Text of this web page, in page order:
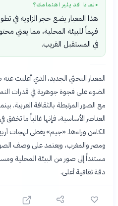
● لماذا قد يثير اهتمامك؟
هذا المعيار يضع حجر الزاوية في
فهماً للبيئة المحلية، مما يعني
في المستقبل القريب.
المعيار البحثي الجديد، الذي أعلنت
الضوء على فجوة جوهرية في قدرات
مع الصور المرتبطة بالثقافة العربية.
العناصر الأساسية، فإنها غالباً ما تخفق
الكامن وراءها. «جيم» يغطي لهجات
ومصر والمغرب، ويعتمد على وصف الصور
مستنداً إلى صور من البيئة المحلية
دقة ثقافية أعلى.